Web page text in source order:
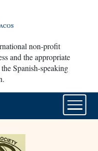
non-profit
and the appropriate
Spanish-speaking